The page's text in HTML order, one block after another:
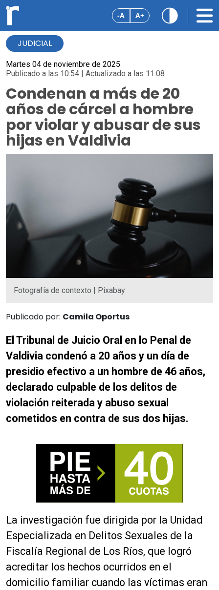
-A A+
JUDICIAL
Martes 04 de noviembre de 2025
Publicado a las 10:54 | Actualizado a las 11:08
Condenan a más de 20
años de cárcel a hombre
por violar y abusar de sus
hijas en Valdivia
Fotografía de contexto | Pixabay
Publicado por: Camila Oportus
El Tribunal de Juicio Oral en lo Penal de
Valdivia condenó a 20 años y un día de
presidio efectivo a un hombre de 46 años,
declarado culpable de los delitos de
violación reiterada y abuso sexual
cometidos en contra de sus dos hijas.
La investigación fue dirigida por la Unidad
Especializada en Delitos Sexuales de la
Fiscalía Regional de Los Ríos, que logró
acreditar los hechos ocurridos en el
domicilio familiar cuando las víctimas eran